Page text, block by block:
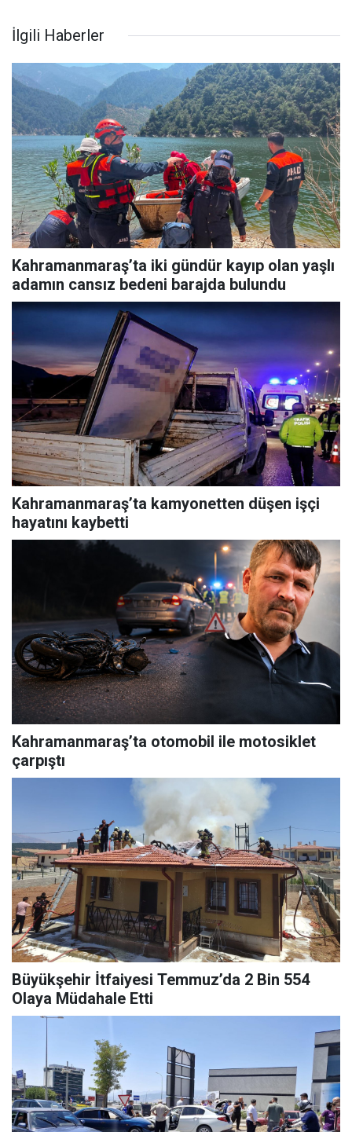
İlgili Haberler
Kahramanmaraş’ta iki gündür kayıp olan yaşlı
adamın cansız bedeni barajda bulundu
Kahramanmaraş’ta kamyonetten düşen işçi
hayatını kaybetti
Kahramanmaraş’ta otomobil ile motosiklet
çarpıştı
Büyükşehir İtfaiyesi Temmuz’da 2 Bin 554
Olaya Müdahale Etti